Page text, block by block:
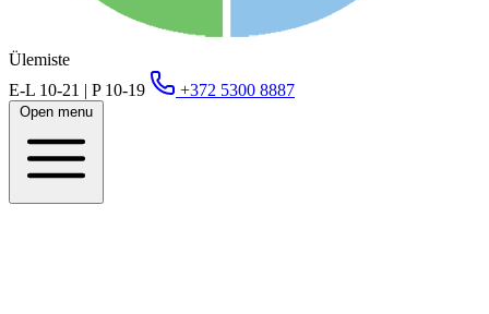
Ülemiste
E-L 10-21 | P 10-19
+372 5300 8887
Open menu